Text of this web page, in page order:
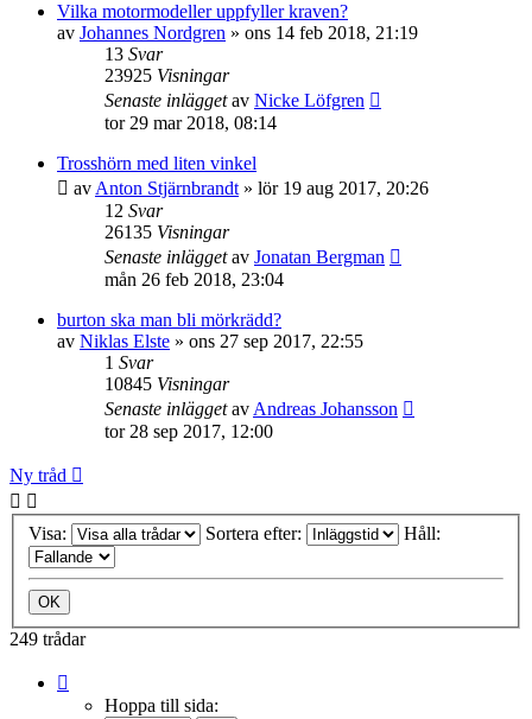
Vilka motormodeller uppfyller kraven?
av Johannes Nordgren » ons 14 feb 2018, 21:19
13 Svar
23925 Visningar
Senaste inläggetav Nicke Löfgren
tor 29 mar 2018, 08:14
Trosshörn med liten vinkel
av Anton Stjärnbrandt » lör 19 aug 2017, 20:26
12 Svar
26135 Visningar
Senaste inläggetav Jonatan Bergman
mån 26 feb 2018, 23:04
burton ska man bli mörkrädd?
av Niklas Elste » ons 27 sep 2017, 22:55
1 Svar
10845 Visningar
Senaste inläggetav Andreas Johansson
tor 28 sep 2017, 12:00
Ny tråd
Visa: Sortera efter: Håll:
249 trådar
Hoppa till sida: